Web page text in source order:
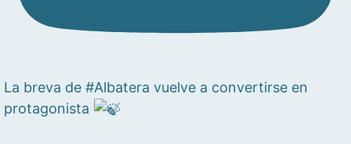
La breva de #Albatera vuelve a convertirse en
protagonista